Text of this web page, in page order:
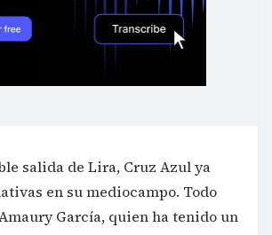
salida de Lira, Cruz Azul ya
en su mediocampo. Todo
García, quien ha tenido un